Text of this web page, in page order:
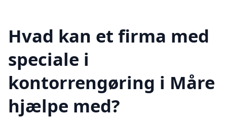
Hvad kan et firma med
speciale i
kontorrengøring i Måre
hjælpe med?